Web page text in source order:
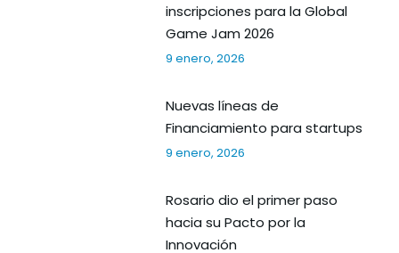
inscripciones para la Global
Game Jam 2026
9 enero, 2026
Nuevas líneas de
Financiamiento para startups
9 enero, 2026
Rosario dio el primer paso
hacia su Pacto por la
Innovación